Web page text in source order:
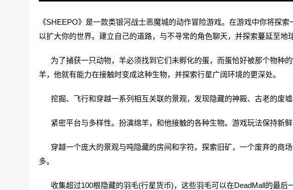
《SHEEPO》是一款类银河战士恶魔城的动作冒险游戏。在游戏中你将探
以扩大你的世界。建立自己的道路，与不寻常的角色聊天，并探索蔓延至地
为了捕获一只动物，羊必须找到它们未孵化的蛋，而蛋恰好被那个物种的
羊，他就有能力在接触时变成这种生物，并探索行星广阔环境的更深处。
挖掘、飞行和穿越一系列相互关联的景观，发现隐藏的神殿、古老的废墟
紧密平台与多样性。扮演绵羊，和他接触的各种生物。游戏玩法保持新
穿越一个庞大的景观与吨隐藏的房间和字符。探索旧矿，一个废弃的商
多。
收集超过100根隐藏的羽毛(行星货币)，这些羽毛可以在DeadMall的最后